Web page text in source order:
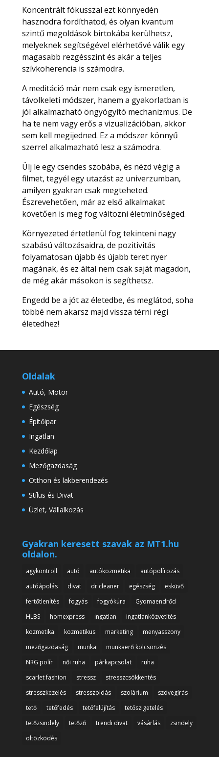
Koncentrált fókusszal ezt könnyedén
hasznodra fordíthatod, és olyan kvantum
szintű megoldások birtokába kerülhetsz,
melyeknek segítségével elérhetővé válik egy
magasabb rezgésszint és akár a teljes
szívkoherencia is számodra.
A meditáció már nem csak egy ismeretlen,
távolkeleti módszer, hanem a gyakorlatban is
jól alkalmazható öngyógyító mechanizmus. De
ha te nem vagy erős a vizualizációban, akkor
sem kell megijedned. Ez a módszer könnyű
szerrel alkalmazható lesz a számodra.
Ülj le egy csendes szobába, és nézd végig a
filmet, tegyél egy utazást az univerzumban,
amilyen gyakran csak megteheted.
Észrevehetően, már az első alkalmakat
követően is meg fog változni életminőséged.
Környezeted értetlenül fog tekinteni nagy
szabású változásaidra, de pozitivitás
folyamatosan újabb és újabb teret nyer
magának, és ez által nem csak saját magadon,
de még akár másokon is segíthetsz.
Engedd be a jót az életedbe, és meglátod, soha
többé nem akarsz majd vissza térni régi
életedhez!
Oldalak
Autó, Motor
Egészség
Építőipar
Ingatlan
Kezdőlap
Mezőgazdaság
Otthon és lakberendezés
Stílus és Divat
Üzlet, Vállalkozás
Gyakran keresett szavak az MT1.hu
oldalon.
agykontroll autó autókozmetika
autópolírozás
autóápolás
divat dr cleaner egészség
esküvő
fertőtlenítés
fogyás fogyókúra
Gyomaendrőd
HLBS
homexpress ingatlan
ingatlanközvetítés
kozmetika
kozmetikus marketing
menyasszony
mezőgazdaság
munka
munkaerő kölcsönzés
NRG polír
női ruha párkapcsolat
ruha
scarlet fashion
stressz
stresszcsökkentés
stresszkezelés
stresszoldás szolárium
szövegírás
tető
tetőfedés tetőfelújítás
tetőszigetelés
tetőzsindely
tetőző trendi divat vásárlás
zsindely
öltözködés